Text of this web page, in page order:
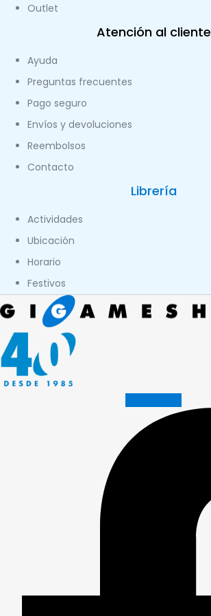
Outlet
Atención al cliente
Ayuda
Preguntas frecuentes
Pago seguro
Envíos y devoluciones
Reembolsos
Contacto
Librería
Actividades
Ubicación
Horario
Festivos